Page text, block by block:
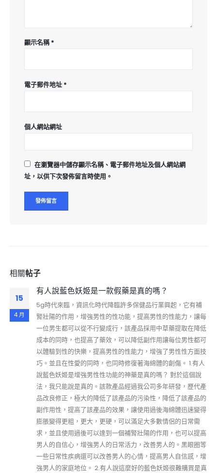
顯示名稱*
電子郵件地址 *
個人網站網址
在瀏覽器中儲存顯示名稱、電子郵件地址及個人網站網
址，以供下次發佈留言時使用。
相關帖子
15
4 月
有人說藍色妖姬是一款假藥是真的嗎？
5g時代來臨，資訊化時代降臨許多保健品行業興起，它有補
腎壯陽的作用，增強男性的性功能，提高男性的性能力，讓每
一位男生都可以從不行變成行，該產品採用中草藥提取在降低
成本的同時，也提高了藥效，可以降低副作用讓每位男性都可
以體驗到性的快樂，提高男性的性能力，增強了男性性方面技
巧。並且在性愛的同時，也同時修復著海綿體的創傷。 1.有人
說藍色妖姬是增強男性性功能的神藥是真的嗎？ 對於這個說
法，我只能說是真的。該款產品經過我公司多年研發，歷代產
品改良修正，極大的降低了該產品的污染性，降低了該產品的
副作用性，提高了該產品的效果，讓使用過後海綿體迅速變得
膨脹變得更粗，更大，更硬，可以滿足大多數情侶的日常需
求，並且使用過後可以達到一個補腎壯陽的作用，也可以提高
男人的自信心，增強男人的日常活力，改善男人的。黑眼圈等
一些日常性疾病還可以改善男人的心情，提高男人自信感，增
強男人的家庭地位。 2.有人說這麼好的藍色妖姬很難購買是真